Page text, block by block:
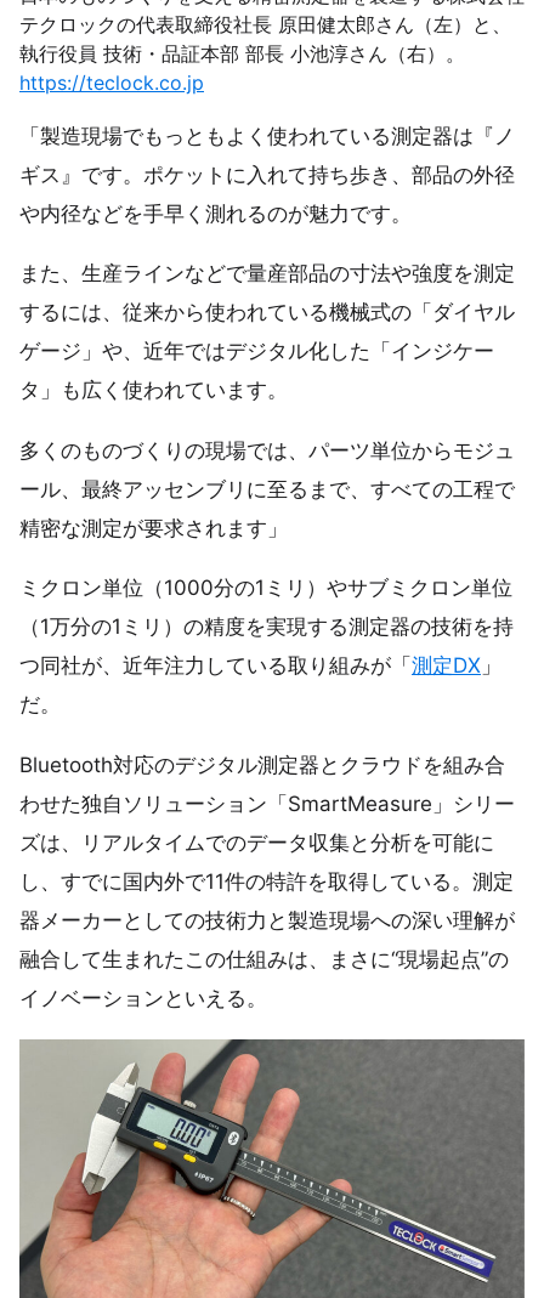
テクロックの代表取締役社長 原田健太郎さん（左）と、
執行役員 技術・品証本部 部長 小池淳さん（右）。
https://teclock.co.jp
「製造現場でもっともよく使われている測定器は『ノ
ギス』です。ポケットに入れて持ち歩き、部品の外径
や内径などを手早く測れるのが魅力です。
また、生産ラインなどで量産部品の寸法や強度を測定
するには、従来から使われている機械式の「ダイヤル
ゲージ」や、近年ではデジタル化した「インジケー
タ」も広く使われています。
多くのものづくりの現場では、パーツ単位からモジュ
ール、最終アッセンブリに至るまで、すべての工程で
精密な測定が要求されます」
ミクロン単位（1000分の1ミリ）やサブミクロン単位
（1万分の1ミリ）の精度を実現する測定器の技術を持
つ同社が、近年注力している取り組みが「 測定DX 」
だ。
Bluetooth対応のデジタル測定器とクラウドを組み合
わせた独自ソリューション「SmartMeasure」シリー
ズは、リアルタイムでのデータ収集と分析を可能に
し、すでに国内外で11件の特許を取得している。測定
器メーカーとしての技術力と製造現場への深い理解が
融合して生まれたこの仕組みは、まさに“現場起点”の
イノベーションといえる。